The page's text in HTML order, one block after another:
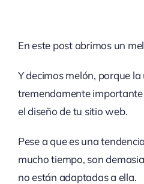
En este post abrimos un
Y decimos melón, porque
tremendamente
el diseño de tu sitio web.
Pese a que es una
mucho tiempo, son
no están adaptadas a ella.